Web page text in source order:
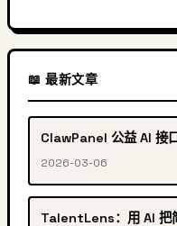
📖 最新文章
ClawPanel 公益 AI 接
2026-03-06
TalentLens：用 AI 把